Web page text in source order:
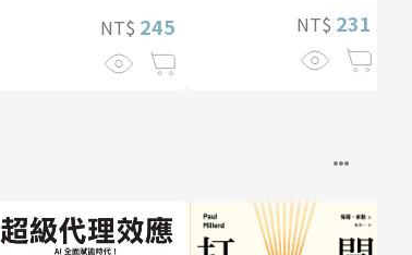
NT$ 245 NT$ 231